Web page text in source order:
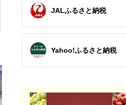
パンが監修したはじめ
てのホテル
シェンダ ヴィソン マ
ナーホテル ホテルチ
ケット ホテル宿泊券
宿泊チケット 宿泊券
旅行宿泊券 観光宿泊
5.0
ず 満喫 宿泊 補助
券 （6千円分）
豆町
JALふるさと納税
Yahoo!ふるさと納税